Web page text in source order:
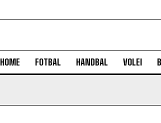
HOME FOTBAL HANDBAL VOLEI